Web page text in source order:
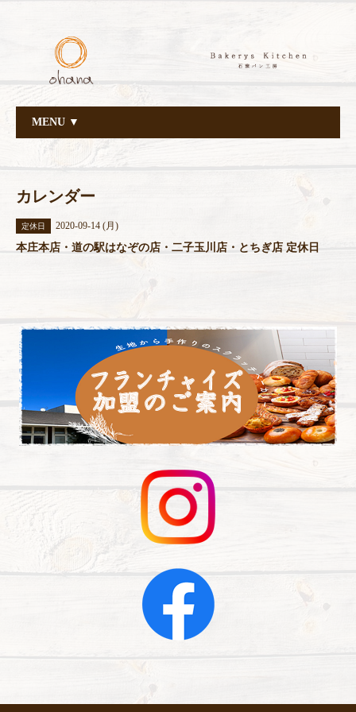
MENU ▼
カレンダー
定休日 2020-09-14 (月)
本庄本店・道の駅はなぞの店・二子玉川店・とちぎ店 定休日